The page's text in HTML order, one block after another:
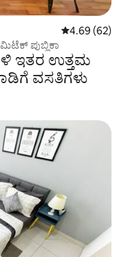
5 ರಲ್ಲಿ 4.69
4.69 (62)
ಪುಬ್ಲಿಕಾ
ಇತರ ಉತ್ತಮ
ವಸತಿಗಳು